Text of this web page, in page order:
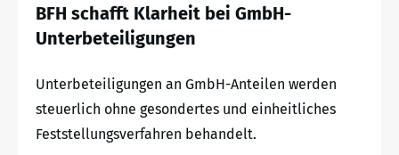
BFH schafft Klarheit bei GmbH-
Unterbeteiligungen
Unterbeteiligungen an GmbH-Anteilen werden
steuerlich ohne gesondertes und einheitliches
Feststellungsverfahren behandelt.